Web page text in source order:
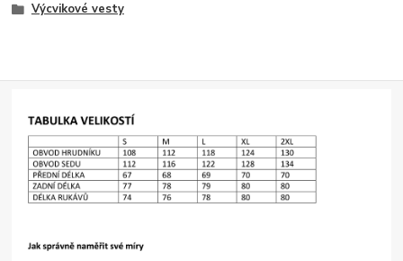
Výcvikové vesty